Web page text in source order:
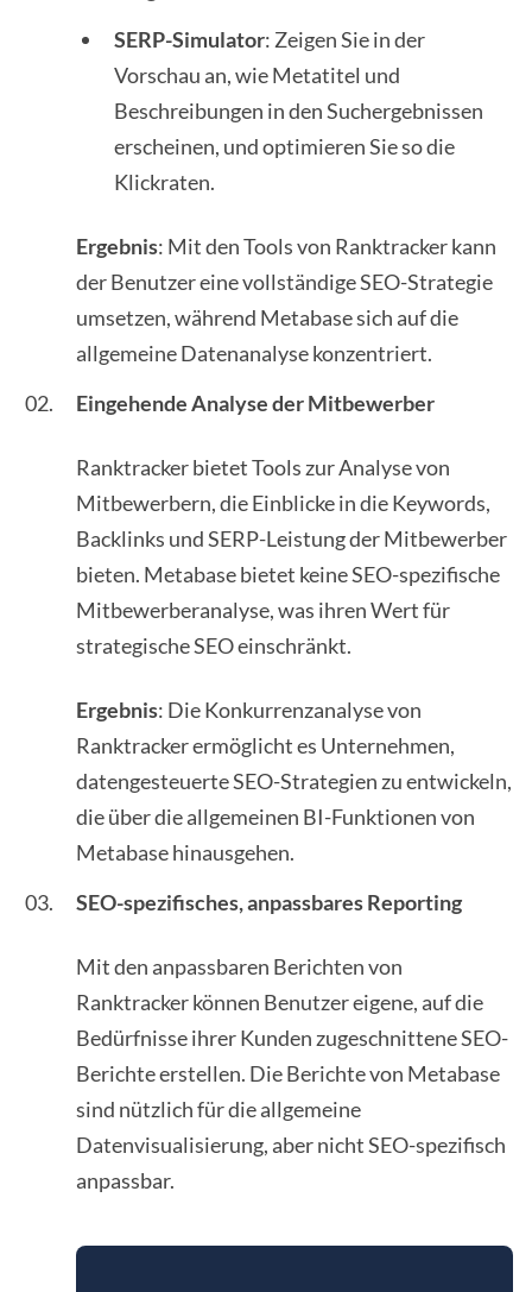
SERP-Simulator: Zeigen Sie in der
Vorschau an, wie Metatitel und
Beschreibungen in den Suchergebnissen
erscheinen, und optimieren Sie so die
Klickraten.
Ergebnis: Mit den Tools von Ranktracker kann
der Benutzer eine vollständige SEO-Strategie
umsetzen, während Metabase sich auf die
allgemeine Datenanalyse konzentriert.
Eingehende Analyse der Mitbewerber
Ranktracker bietet Tools zur Analyse von
Mitbewerbern, die Einblicke in die Keywords,
Backlinks und SERP-Leistung der Mitbewerber
bieten. Metabase bietet keine SEO-spezifische
Mitbewerberanalyse, was ihren Wert für
strategische SEO einschränkt.
Ergebnis: Die Konkurrenzanalyse von
Ranktracker ermöglicht es Unternehmen,
datengesteuerte SEO-Strategien zu entwickeln,
die über die allgemeinen BI-Funktionen von
Metabase hinausgehen.
SEO-spezifisches, anpassbares Reporting
Mit den anpassbaren Berichten von
Ranktracker können Benutzer eigene, auf die
Bedürfnisse ihrer Kunden zugeschnittene SEO-
Berichte erstellen. Die Berichte von Metabase
sind nützlich für die allgemeine
Datenvisualisierung, aber nicht SEO-spezifisch
anpassbar.